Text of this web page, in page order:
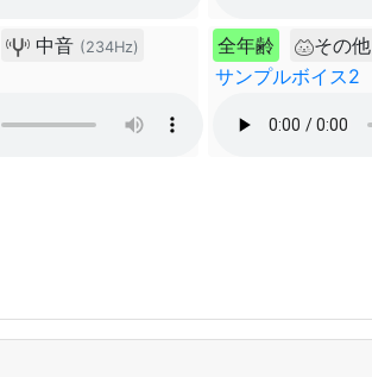
中音 (234Hz) 全年齢 その他
サンプルボイス2